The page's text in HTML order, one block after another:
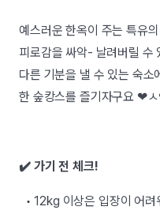
예스러운 한옥이 주는 특유
피로감을 싸악- 날려버릴 수
다른 기분을 낼 수 있는 숙소
한 숲캉스를 즐기자구요 ❤︎
✔️ 가기 전 체크!
• 12kg 이상은 입장이 어려